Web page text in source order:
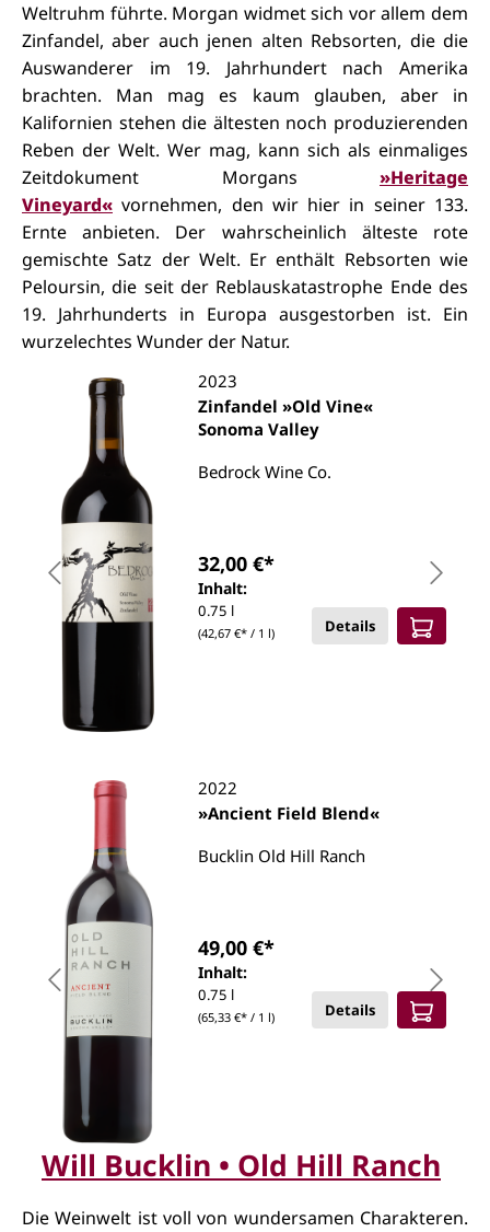
Weltruhm führte. Morgan widmet sich vor allem dem
Zinfandel, aber auch jenen alten Rebsorten, die die
Auswanderer im 19. Jahrhundert nach Amerika
brachten. Man mag es kaum glauben, aber in
Kalifornien stehen die ältesten noch produzierenden
Reben der Welt. Wer mag, kann sich als einmaliges
Zeitdokument Morgans »Heritage
Vineyard« vornehmen, den wir hier in seiner 133.
Ernte anbieten. Der wahrscheinlich älteste rote
gemischte Satz der Welt. Er enthält Rebsorten wie
Peloursin, die seit der Reblauskatastrophe Ende des
19. Jahrhunderts in Europa ausgestorben ist. Ein
wurzelechtes Wunder der Natur.
2023
Zinfandel »Old Vine«
Sonoma Valley
Bedrock Wine Co.
Inhalt:
0.75 l
(42,67 €* / 1 l)
32,00 €*
Details
2022
»Ancient Field Blend«
Bucklin Old Hill Ranch
Inhalt:
0.75 l
(65,33 €* / 1 l)
49,00 €*
Details
Will Bucklin • Old Hill Ranch
Die Weinwelt ist voll von wundersamen Charakteren.